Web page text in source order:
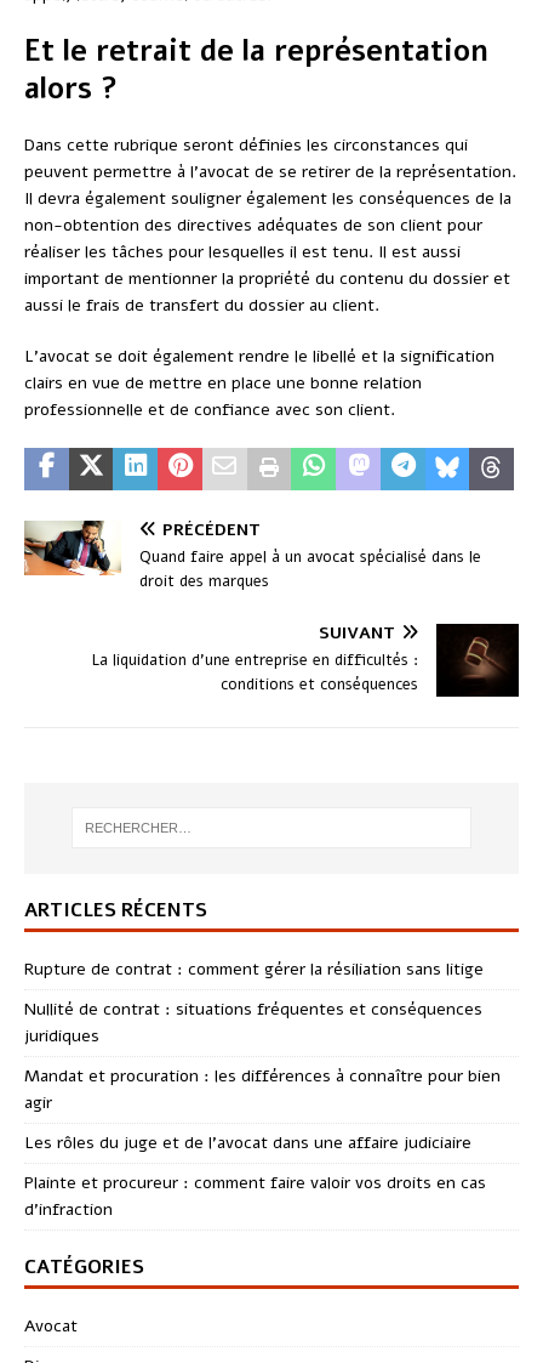
Et le retrait de la représentation
alors ?
Dans cette rubrique seront définies les circonstances qui
peuvent permettre à l’avocat de se retirer de la représentation.
Il devra également souligner également les conséquences de la
non-obtention des directives adéquates de son client pour
réaliser les tâches pour lesquelles il est tenu. Il est aussi
important de mentionner la propriété du contenu du dossier et
aussi le frais de transfert du dossier au client.
L’avocat se doit également rendre le libellé et la signification
clairs en vue de mettre en place une bonne relation
professionnelle et de confiance avec son client.
PRÉCÉDENT
Quand faire appel à un avocat spécialisé dans le
droit des marques
SUIVANT
La liquidation d’une entreprise en difficultés :
conditions et conséquences
ARTICLES RÉCENTS
Rupture de contrat : comment gérer la résiliation sans litige
Nullité de contrat : situations fréquentes et conséquences
juridiques
Mandat et procuration : les différences à connaître pour bien
agir
Les rôles du juge et de l’avocat dans une affaire judiciaire
Plainte et procureur : comment faire valoir vos droits en cas
d’infraction
CATÉGORIES
Avocat